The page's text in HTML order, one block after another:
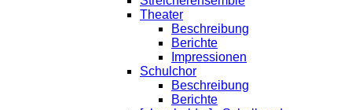
Theater
Beschreibung
Berichte
Impressionen
Schulchor
Beschreibung
Berichte